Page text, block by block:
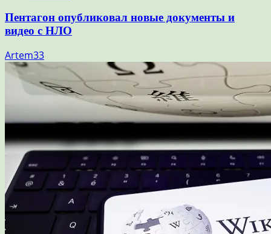
Пентагон опубликовал новые документы и
видео с НЛО
Artem33